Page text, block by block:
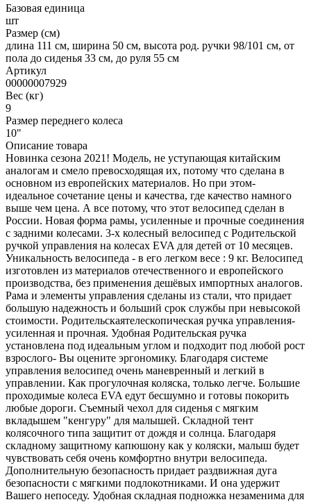
Базовая единица
шт
Размер (см)
длина 111 см, ширина 50 см, высота род. ручки 98/101 см, от
пола до сиденья 33 см, до руля 55 см
Артикул
00000007929
Вес (кг)
9
Размер переднего колеса
10"
Описание товара
Новинка сезона 2021! Модель, не уступающая китайским
аналогам и смело превосходящая их, потому что сделана в
основном из европейских материалов. Но при этом-
идеальное сочетание цены и качества, где качество намного
выше чем цена. А все потому, что этот велосипед сделан в
России. Новая форма рамы, усиленные и прочные соединения
с задними колесами. 3-х колесный велосипед с Родительской
ручкой управления на колесах EVA для детей от 10 месяцев.
Уникальность велосипеда - в его легком весе : 9 кг. Велосипед
изготовлен из материалов отечественного и европейского
производства, без применения дешёвых импортных аналогов.
Рама и элементы управления сделаны из стали, что придает
большую надежность и больший срок службы при невысокой
стоимости. Родительскаятелескопическая ручка управления-
усиленная и прочная. Удобная Родительская ручка
установлена под идеальным углом и подходит под любой рост
взрослого- Вы оцените эргономику. Благодаря системе
управления велосипед очень маневренный и легкий в
управлении. Как прогулочная коляска, только легче. Большие
проходимые колеса EVA едут бесшумно и готовы покорить
любые дороги. Съемный чехол для сиденья с мягким
вкладышем "кенгуру" для малышей. Складной тент
колясочного типа защитит от дождя и солнца. Благодаря
складному защитному капюшону как у коляски, малыш будет
чувствовать себя очень комфортно внутри велосипеда.
Дополнительную безопасность придает раздвижная дуга
безопасности с мягкими подлокотниками. И она удержит
Вашего непоседу. Удобная складная подножка незаменима для